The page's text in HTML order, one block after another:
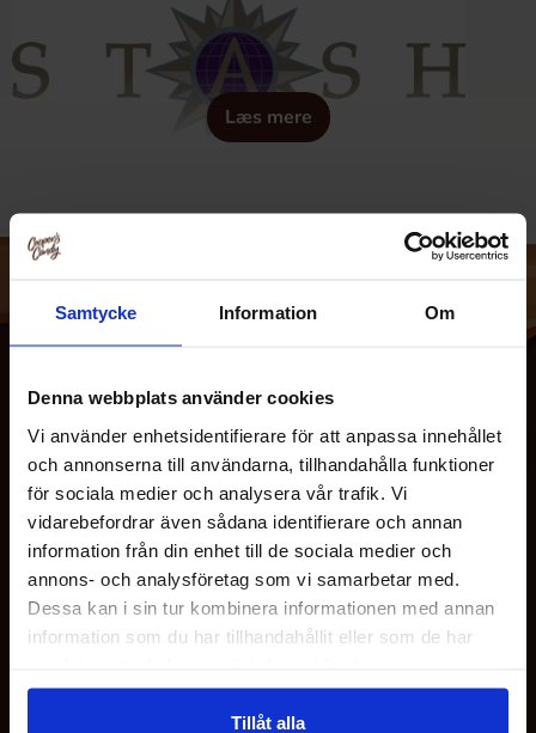
Samtycke Information Om
Denna webbplats använder cookies
Vi använder enhetsidentifierare för att anpassa innehållet
och annonserna till användarna, tillhandahålla funktioner
för sociala medier och analysera vår trafik. Vi
vidarebefordrar även sådana identifierare och annan
information från din enhet till de sociala medier och
annons- och analysföretag som vi samarbetar med.
Dessa kan i sin tur kombinera informationen med annan
information som du har tillhandahållit eller som de har
Tillåt alla
Læs mere
OM OS